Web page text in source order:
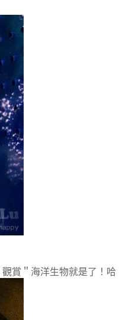
賞＂海洋生物就是了！哈